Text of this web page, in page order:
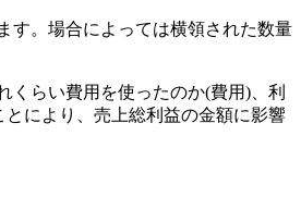
す。場合によっては横領された数量
らい費用を使ったのか(費用)、利
により、売上総利益の金額に影響